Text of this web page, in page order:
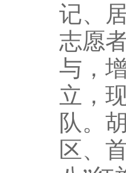
记、
志愿
与，
立，
队。
区、